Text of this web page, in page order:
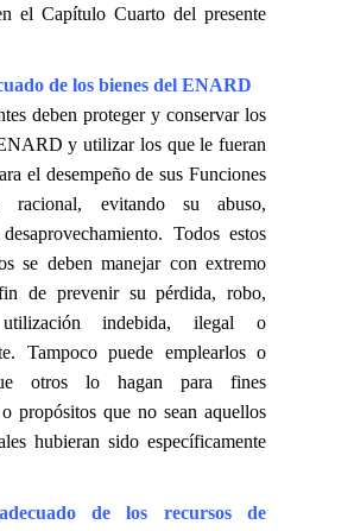
el Capítulo Cuarto del presente
de los bienes del ENARD
deben proteger y conservar los
y utilizar los que le fueran
el desempeño de sus Funciones
racional, evitando su abuso,
Todos estos
se deben manejar con extremo
de prevenir su pérdida, robo,
indebida, ilegal o
Tampoco puede emplearlos o
otros lo hagan para fines
propósitos que no sean aquellos
hubieran sido específicamente
de los recursos de